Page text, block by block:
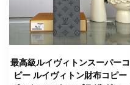
最高級ルイヴィトンスーパーコ
ピー ルイヴィトン財布コピー